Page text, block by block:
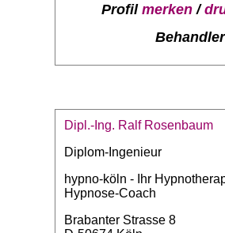
Profil merken/
Behandler
Dipl.-Ing. Ralf Rosenbaum
Diplom-Ingenieur
hypno-köln - Ihr
Hypnose-Coach
Brabanter Strasse 8